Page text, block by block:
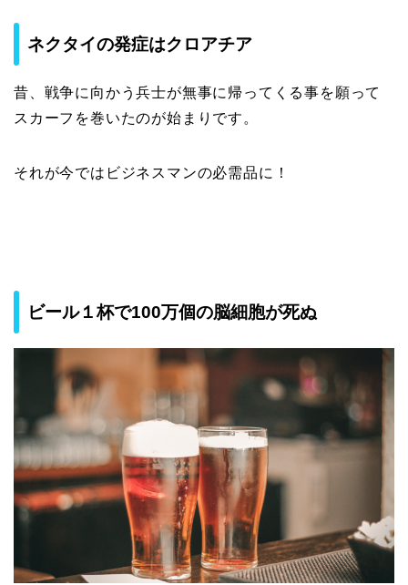
ネクタイの発症はクロアチア
昔、戦争に向かう兵士が無事に帰ってくる事を願って
スカーフを巻いたのが始まりです。
それが今ではビジネスマンの必需品に！
ビール１杯で100万個の脳細胞が死ぬ